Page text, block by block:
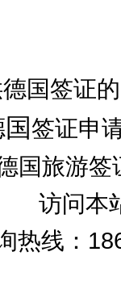
国签证
签证申
国旅游
访问本
热线：